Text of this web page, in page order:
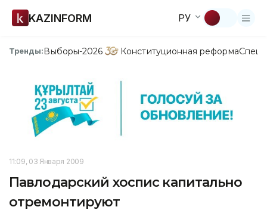
KAZINFORM РУ
Тренды:Выборы-2026 Конституционная реформа
11:09, 03 Января 2009
Павлодарский хоспис капитально
отремонтируют